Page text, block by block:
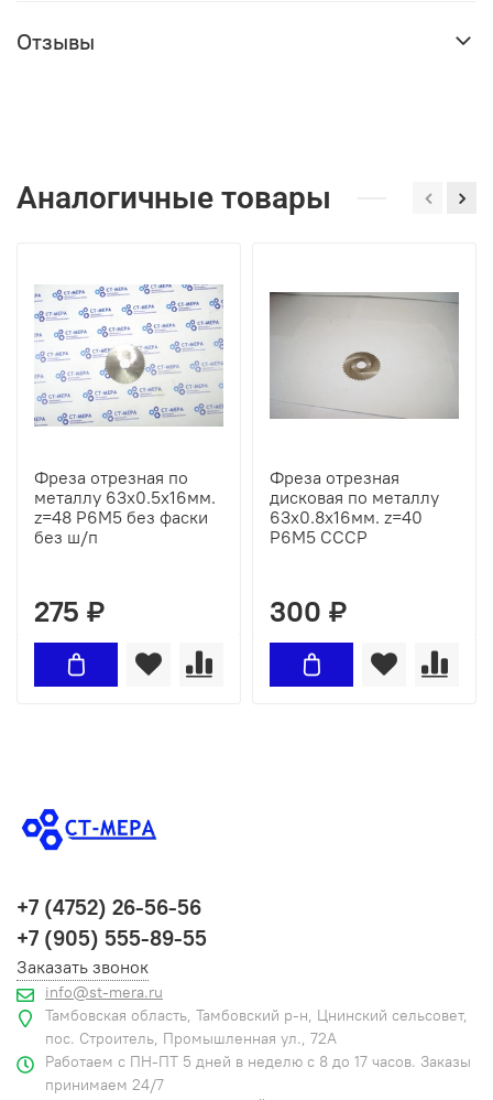
Отзывы
Аналогичные товары
Фреза отрезная по
металлу 63х0.5х16мм.
z=48 Р6М5 без фаски
без ш/п
275 ₽
Фреза отрезная
дисковая по металлу
63х0.8х16мм. z=40
Р6М5 СССР
300 ₽
+7 (4752) 26-56-56
+7 (905) 555-89-55
Заказать звонок
info@st-mera.ru
Тамбовская область, Тамбовский р-н, Цнинский сельсовет,
пос. Строитель, Промышленная ул., 72А
Работаем с ПН-ПТ 5 дней в неделю с 8 до 17 часов. Заказы
принимаем 24/7